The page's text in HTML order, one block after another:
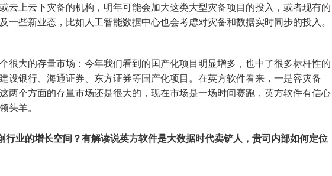
云上云下灾备的机构，明年可能会加大这类大型灾备项目的投入，或者现有的
一些新业态，比如人工智能数据中心也会考虑对灾备和数据实时同步的投入。
很大的存量市场：今年我们看到的国产化项目明显增多，也中了很多标杆性的
设银行、海通证券、东方证券等国产化项目。在英方软件看来，一是容灾备
两个方面的存量市场还是很大的，现在市场是一场时间赛跑，英方软件有信心
头羊。
行业的增长空间？有解读说英方软件是大数据时代卖铲人，贵司内部如何定位